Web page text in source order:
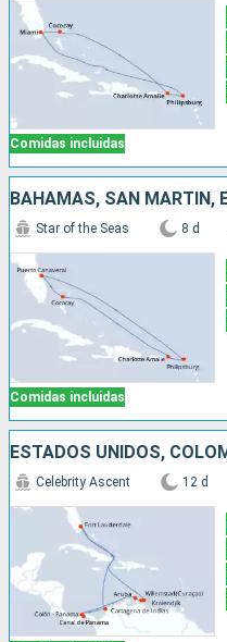
Comidas incluidas
Comidas incluidas
Star of the Seas 8 d
Celebrity Ascent 12 d